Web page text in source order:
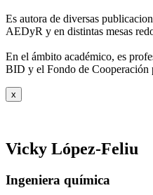
Es autora de diversas
AEDyR y en distintas mesas
En el ámbito académico, es
BID y el Fondo de Cooperación
x
Vicky López-Feliu
Ingeniera química